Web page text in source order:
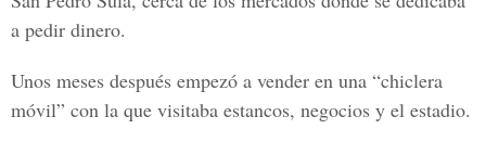
a pedir dinero.
Unos meses después empezó a vender en una “chiclera
móvil” con la que visitaba estancos, negocios y el estadio.